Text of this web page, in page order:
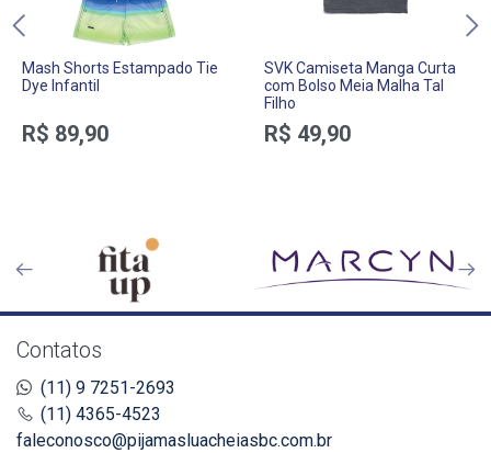
Mash Shorts Estampado Tie
Dye Infantil
R$ 89,90
SVK Camiseta Manga Curta
com Bolso Meia Malha Tal
Filho
R$ 49,90
Contatos
(11) 9 7251-2693
(11) 4365-4523
faleconosco@pijamasluacheiasbc.com.br